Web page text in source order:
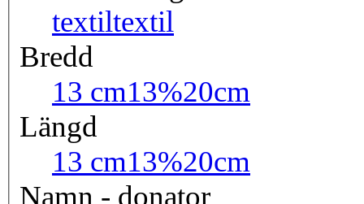
textiltextil
Bredd
13 cm13%20cm
Längd
13 cm13%20cm
Namn - donator